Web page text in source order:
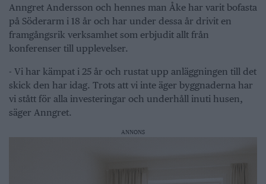
Anngret Andersson och hennes man Åke har varit bofasta
på Söderarm i 18 år och har under dessa år drivit en
framgångsrik verksamhet som erbjudit allt från
konferenser till upplevelser.
- Vi har kämpat i 25 år och rustat upp anläggningen till det
skick den har idag. Trots att vi inte äger byggnaderna har
vi stått för alla investeringar och underhåll inuti husen,
säger Anngret.
ANNONS